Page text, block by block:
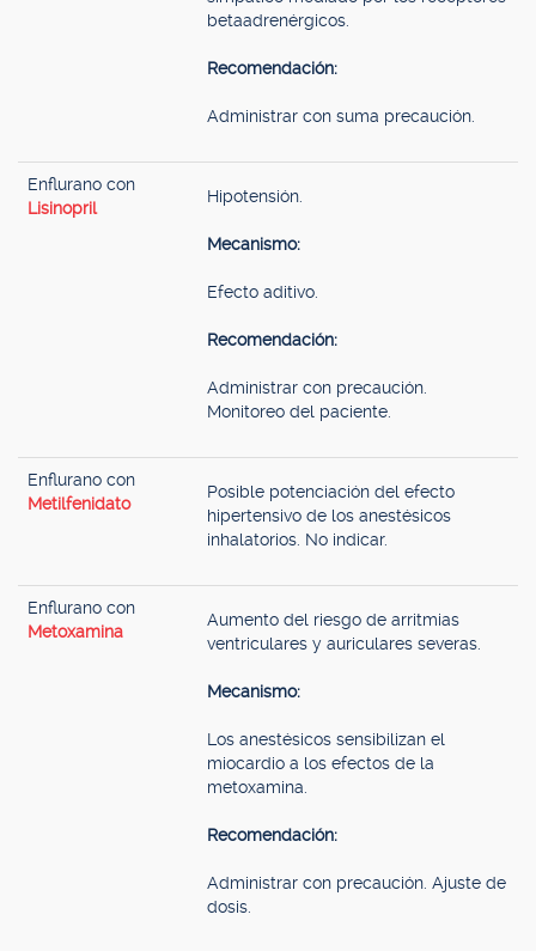
betaadrenérgicos.
Recomendación:
Administrar con suma precaución.
Enflurano con
Lisinopril
Hipotensión.
Mecanismo:
Efecto aditivo.
Recomendación:
Administrar con precaución.
Monitoreo del paciente.
Enflurano con
Metilfenidato
Posible potenciación del efecto
hipertensivo de los anestésicos
inhalatorios. No indicar.
Enflurano con
Metoxamina
Aumento del riesgo de arritmias
ventriculares y auriculares severas.
Mecanismo:
Los anestésicos sensibilizan el
miocardio a los efectos de la
metoxamina.
Recomendación:
Administrar con precaución. Ajuste de
dosis.